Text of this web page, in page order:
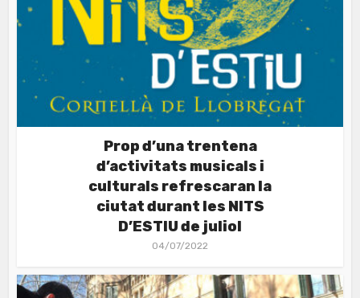
Prop d’una trentena
d’activitats musicals i
culturals refrescaran la
ciutat durant les NITS
D’ESTIU de juliol
04/07/2022